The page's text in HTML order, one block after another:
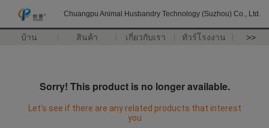
Chuangpu Animal Husbandry Technology (Suzhou) Co., Ltd.
บ้าน สินค้า เกี่ยวกับเรา ทัวร์โรงงาน >>
Sorry! This product is no longer available.
Let's see if there are any related products that interest
you